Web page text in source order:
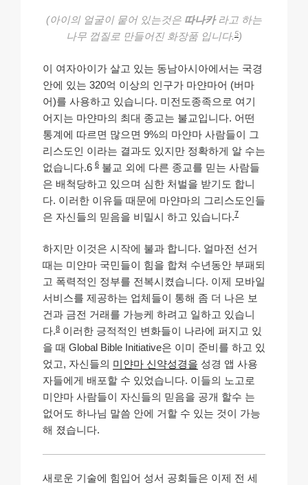
(아이의 얼굴이 뭍어 있는것은 따나카라고 하는
나무 껍질로 만들어진 화장품 입니다.5)
이 여자아이가 살고 있는 동남아시아에서는 국경
안에 있는 320억 이상의 인구가 마얀마어 (버마
어)를 사용하고 있습니다. 미전도종족으로 여기
어지는 마얀마의 최대 종교는 불교입니다. 어떤
통계에 따르면 많으면 9%의 마얀마 사람들이 그
리스도인 이라는 결과도 있지만 정확하게 알 수는
없습니다.6 6 불교 외에 다른 종교를 믿는 사람들
은 배척당하고 있으며 심한 처벌을 받기도 합니
다. 이러한 이유들 때문에 마얀마의 그리스도인들
은 자신들의 믿음을 비밀시 하고 있습니다.7
하지만 이것은 시작에 불과 합니다. 얼마전 선거
때는 미얀마 국민들이 힘을 합쳐 수년동안 부패되
고 폭력적인 정부를 전복시켰습니다. 이제 모바일
서비스를 제공하는 업체들이 통해 좀 더 나은 보
건과 금전 거래를 가능케 하려고 일하고 있습니
다.8 이러한 긍적적인 변화들이 나라에 퍼지고 있
을 때 Global Bible Initiative은 이미 준비를 하고 있
었고, 자신들의 미얀마 신약성경을 성경 앱 사용
자들에게 배포할 수 있었습니다. 이들의 노고로
미얀마 사람들이 자신들의 믿음을 공개 할수 는
없어도 하나님 말씀 안에 거할 수 있는 것이 가능
해 졌습니다.
새로운 기술에 힘입어 성서 공회들은 이제 전 세